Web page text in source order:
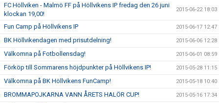
FC Höllviken - Malmö FF på Höllvikens IP fredag den 26 juni
klockan 19,00!
2015-06-22 18:03
Fun Camp på Höllvikens IP 2015-06-17 12:47
BK Höllvikendagen med prisutdelning! 2015-06-06 12:28
Välkomna på Fotbollensdag! 2015-06-01 08:59
Förköp till Sommarens höjdpunkter på Höllvikens IP! 2015-05-28 11:15
Välkomna på BK Höllvikens FunCamp! 2015-05-18 10:40
BROMMAPOJKARNA VANN ÅRETS HALÖR CUP! 2015-05-16 17:34